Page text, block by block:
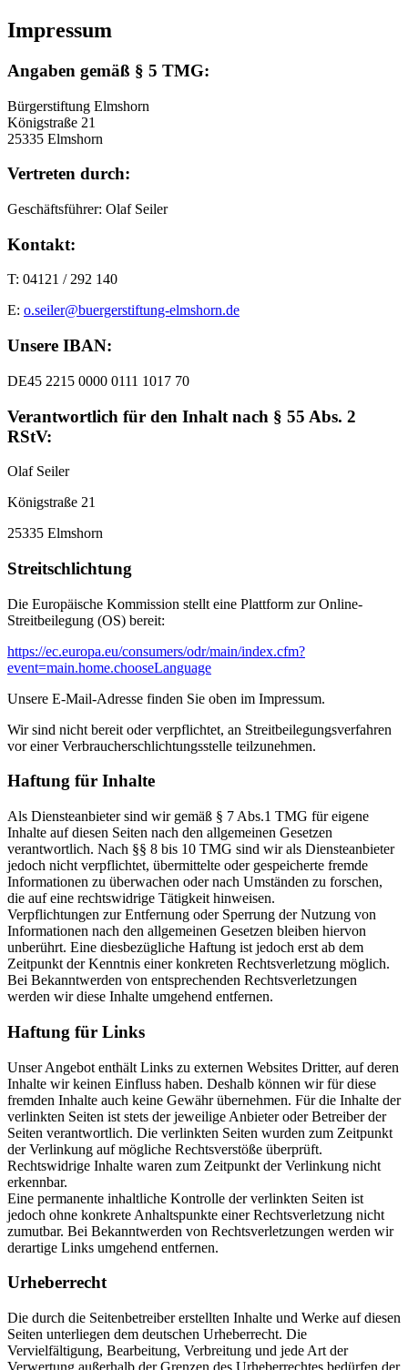
Impressum
Angaben gemäß § 5 TMG:
Bürgerstiftung Elmshorn
Königstraße 21
25335 Elmshorn
Vertreten durch:
Geschäftsführer: Olaf Seiler
Kontakt:
T: 04121 / 292 140
E: o.seiler@buergerstiftung-elmshorn.de
Unsere IBAN:
DE45 2215 0000 0111 1017 70
Verantwortlich für den Inhalt nach § 55 Abs. 2
RStV:
Olaf Seiler
Königstraße 21
25335 Elmshorn
Streitschlichtung
Die Europäische Kommission stellt eine Plattform zur Online-
Streitbeilegung (OS) bereit:
https://ec.europa.eu/consumers/odr/main/index.cfm?
event=main.home.chooseLanguage
Unsere E-Mail-Adresse finden Sie oben im Impressum.
Wir sind nicht bereit oder verpflichtet, an Streitbeilegungsverfahren
vor einer Verbraucherschlichtungsstelle teilzunehmen.
Haftung für Inhalte
Als Diensteanbieter sind wir gemäß § 7 Abs.1 TMG für eigene
Inhalte auf diesen Seiten nach den allgemeinen Gesetzen
verantwortlich. Nach §§ 8 bis 10 TMG sind wir als Diensteanbieter
jedoch nicht verpflichtet, übermittelte oder gespeicherte fremde
Informationen zu überwachen oder nach Umständen zu forschen,
die auf eine rechtswidrige Tätigkeit hinweisen.
Verpflichtungen zur Entfernung oder Sperrung der Nutzung von
Informationen nach den allgemeinen Gesetzen bleiben hiervon
unberührt. Eine diesbezügliche Haftung ist jedoch erst ab dem
Zeitpunkt der Kenntnis einer konkreten Rechtsverletzung möglich.
Bei Bekanntwerden von entsprechenden Rechtsverletzungen
werden wir diese Inhalte umgehend entfernen.
Haftung für Links
Unser Angebot enthält Links zu externen Websites Dritter, auf deren
Inhalte wir keinen Einfluss haben. Deshalb können wir für diese
fremden Inhalte auch keine Gewähr übernehmen. Für die Inhalte der
verlinkten Seiten ist stets der jeweilige Anbieter oder Betreiber der
Seiten verantwortlich. Die verlinkten Seiten wurden zum Zeitpunkt
der Verlinkung auf mögliche Rechtsverstöße überprüft.
Rechtswidrige Inhalte waren zum Zeitpunkt der Verlinkung nicht
erkennbar.
Eine permanente inhaltliche Kontrolle der verlinkten Seiten ist
jedoch ohne konkrete Anhaltspunkte einer Rechtsverletzung nicht
zumutbar. Bei Bekanntwerden von Rechtsverletzungen werden wir
derartige Links umgehend entfernen.
Urheberrecht
Die durch die Seitenbetreiber erstellten Inhalte und Werke auf diesen
Seiten unterliegen dem deutschen Urheberrecht. Die
Vervielfältigung, Bearbeitung, Verbreitung und jede Art der
Verwertung außerhalb der Grenzen des Urheberrechtes bedürfen der